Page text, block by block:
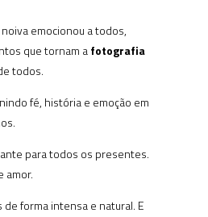
emocionou a todos,
que tornam afotografia
todos.
fé, história e emoção em
para todos os presentes.
amor.
forma intensa e natural. E